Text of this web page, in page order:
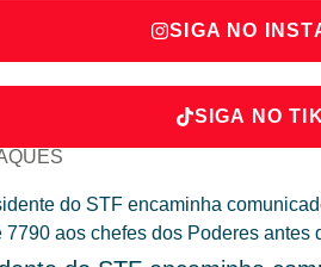
SIGA NO
SIGA NO